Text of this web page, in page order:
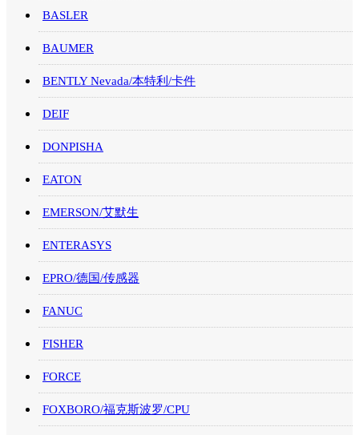
BASLER
BAUMER
BENTLY Nevada/本特利/卡件
DEIF
DONPISHA
EATON
EMERSON/艾默生
ENTERASYS
EPRO/德国/传感器
FANUC
FISHER
FORCE
FOXBORO/福克斯波罗/CPU